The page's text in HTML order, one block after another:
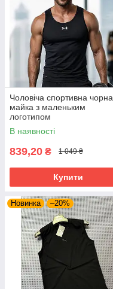
Чоловіча спортивна чорна
майка з маленьким
логотипом
В наявності
839,20 ₴ 1 049 ₴
Купити
Новинка –20%